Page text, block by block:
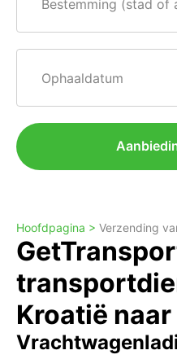
Bestemming (stad of
Ophaaldatum
Hoofdpagina > Verzending
Kroatië